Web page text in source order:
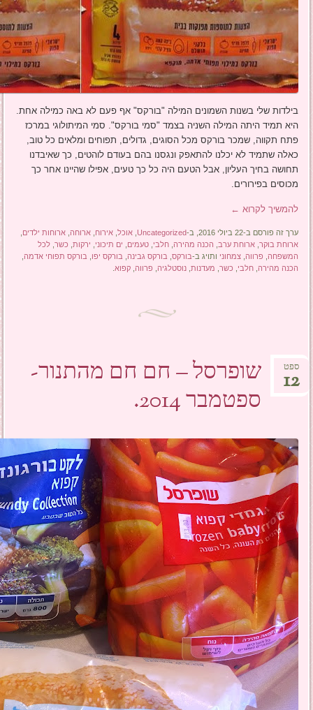
בילדות שלי בשנות השמונים המילה "בורקס" אף פעם לא באה כמילה אחת.
היא תמיד היתה המילה השניה בצמד "סמי בורקס". סמי המיתולוגי במרכז
פתח תקווה, שמכר בורקס מכל הסוגים, גדולים, תפוחים ומלאים כל טוב,
כאלה שתמיד לא יכלנו להתאפק ונגסנו בהם בעודם לוהטים, כך שאיבדנו
תחושה בחיך העליון, אבל הטעם היה כל כך טעים, אפילו שהיינו אחר כך
מכוסים בפירורים.
להמשיך לקרוא ←
ערך זה פורסם ב-22 ביולי 2016, ב- Uncategorized
,אוכל ,אירוח ,ארוחה ,ארוחות ילדים
ארוחת בוקר ,ארוחת ערב הכנה מהירה ,חלבי ,טעמים ים תיכוני ירקות כשר ,לכל
המשפחה פרווה ,צמחוני ותויג ב-בורקס בורקס גבינה בורקס יפו בורקס תפוחי אדמה
הכנה מהירה ,חלבי כשר מעדנות ,נוסטלגיה פרווה ,קפוא
שופרסל – חם חם מהתנור-
ספטמבר 2014.
ספט
12